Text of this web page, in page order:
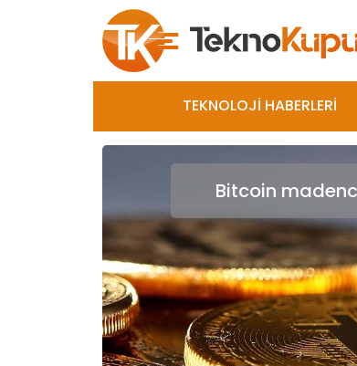
TEKNOLOJİ HABERLERİ
Bitcoin madenci